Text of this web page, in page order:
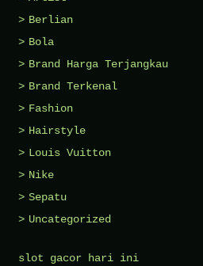
Berlian
Bola
Brand Harga Terjangkau
Brand Terkenal
Fashion
Hairstyle
Louis Vuitton
Nike
Sepatu
Uncategorized
slot gacor hari ini